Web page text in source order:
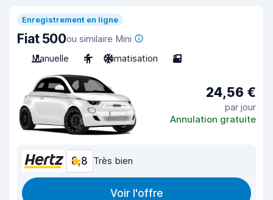
Enregistrement en ligne
Fiat 500ou similaire Mini
Manuelle
4 Climatisation 2
24,56 €
par jour
Annulation gratuite
8,8 Très bien
Voir l'offre